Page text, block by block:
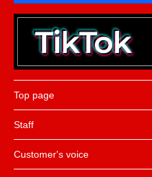
Top page
Staff
Customer's voice